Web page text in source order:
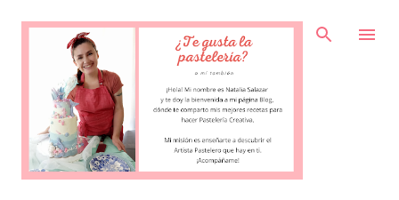
Ir al contenido principal